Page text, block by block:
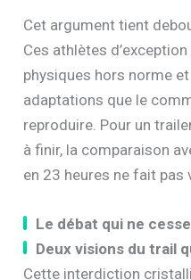
Cet argument tient
Ces athlètes
physiques hors norme
adaptations que le
reproduire. Pour un
à finir, la comparaison
en 23 heures ne fait pas
Le débat qui ne
Deux visions du trail
Cette interdiction